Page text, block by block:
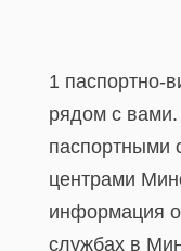
1 паспортно-
рядом с вами.
паспортными
центрами
информация
службах в